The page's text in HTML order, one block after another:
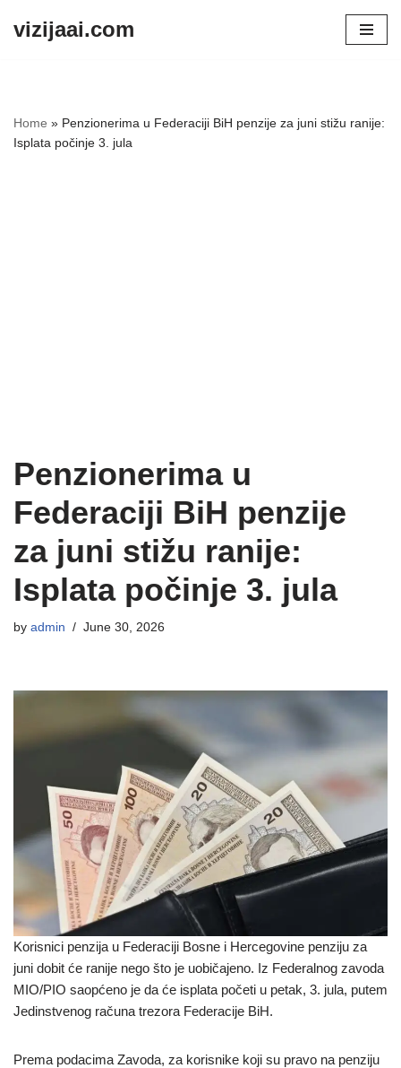
vizijaai.com
Home » Penzionerima u Federaciji BiH penzije za juni stižu ranije:
Isplata počinje 3. jula
Penzionerima u
Federaciji BiH penzije
za juni stižu ranije:
Isplata počinje 3. jula
by admin June 30, 2026
Korisnici penzija u Federaciji Bosne i Hercegovine penziju za
juni dobit će ranije nego što je uobičajeno. Iz Federalnog zavoda
MIO/PIO saopćeno je da će isplata početi u petak, 3. jula, putem
Jedinstvenog računa trezora Federacije BiH.
Prema podacima Zavoda, za korisnike koji su pravo na penziju